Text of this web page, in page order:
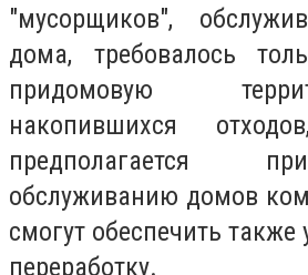
"мусорщиков",
дома, требовалось
придомовую
накопившихся
предполагается
обслуживанию домов
смогут обеспечить
переработку.